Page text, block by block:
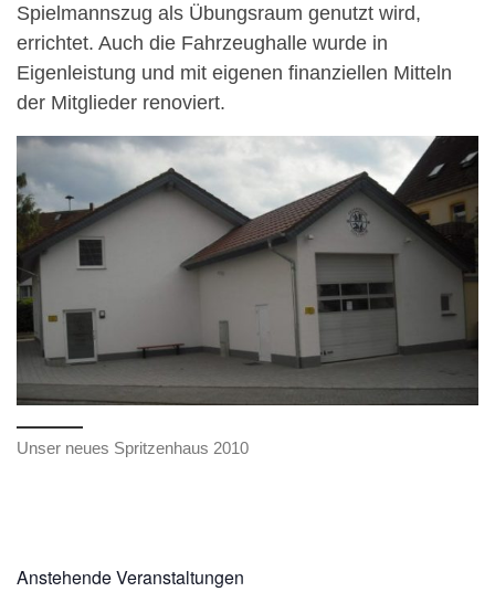
Spielmannszug als Übungsraum genutzt wird,
errichtet. Auch die Fahrzeughalle wurde in
Eigenleistung und mit eigenen finanziellen Mitteln
der Mitglieder renoviert.
Unser neues Spritzenhaus 2010
Anstehende Veranstaltungen